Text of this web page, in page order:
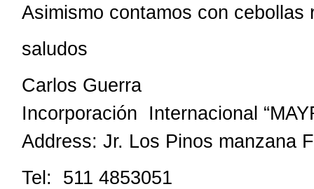
Asimismo contamos con cebollas
saludos
Carlos Guerra
Incorporación Internacional
Address: Jr. Los Pinos manzana
Tel: 511 4853051